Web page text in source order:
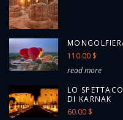
110.00 $
read more
LO
DI KARNAK
60.00 $